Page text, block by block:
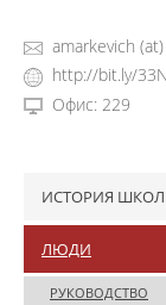
amarkevich
http://bit.ly/
Офис: 229
ИСТОРИЯ
ЛЮДИ
РУКОВОДСТВО